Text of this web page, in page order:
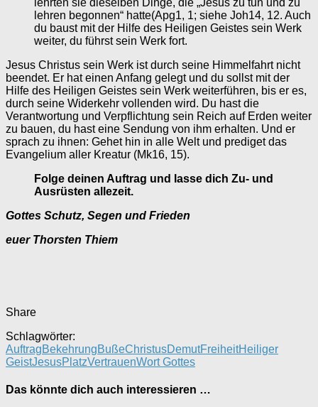
lehrten sie dieselben Dinge, die „Jesus zu tun und zu
lehren begonnen“ hatte(Apg1, 1; siehe Joh14, 12. Auch
du baust mit der Hilfe des Heiligen Geistes sein Werk
weiter, du führst sein Werk fort.
Jesus Christus sein Werk ist durch seine Himmelfahrt nicht
beendet. Er hat einen Anfang gelegt und du sollst mit der
Hilfe des Heiligen Geistes sein Werk weiterführen, bis er es,
durch seine Widerkehr vollenden wird. Du hast die
Verantwortung und Verpflichtung sein Reich auf Erden weiter
zu bauen, du hast eine Sendung von ihm erhalten. Und er
sprach zu ihnen: Gehet hin in alle Welt und prediget das
Evangelium aller Kreatur (Mk16, 15).
Folge deinen Auftrag und lasse dich Zu- und
Ausrüsten allezeit.
Gottes Schutz, Segen und Frieden
euer Thorsten Thiem
Share
Schlagwörter:
AuftragBekehrungBußeChristusDemutFreiheitHeiliger
GeistJesusPlatzVertrauenWort Gottes
Das könnte dich auch interessieren …